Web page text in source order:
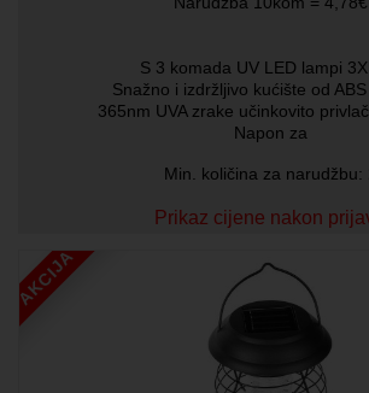
S 3 komada UV LED lampi
Snažno i izdržljivo kućište od
365nm UVA zrake učinkovito
Napon za
Min. količina za narudžbu:
Prikaz cijene nakon
AKCIJA